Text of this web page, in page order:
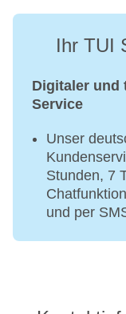
Ihr TUI
Digitaler und
Service
Unser
Stunden, 7
und per